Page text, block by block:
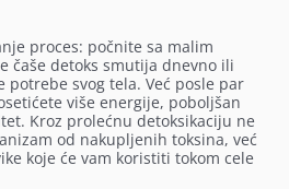
proces: počnite sa malim
čaše detoks smutija dnevno ili
potrebe svog tela. Već posle par
više energije, poboljšan
Kroz prolećnu detoksikaciju ne
od nakupljenih toksina, već
koje će vam koristiti tokom cele